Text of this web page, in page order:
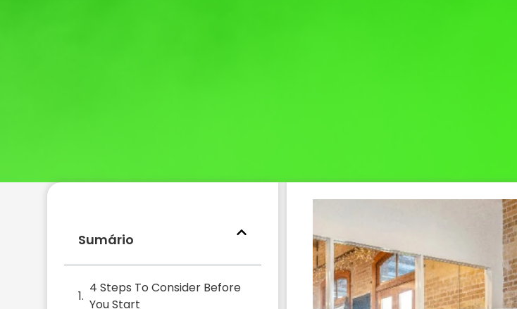
Sumário
4 Steps To Consider Before
You Start